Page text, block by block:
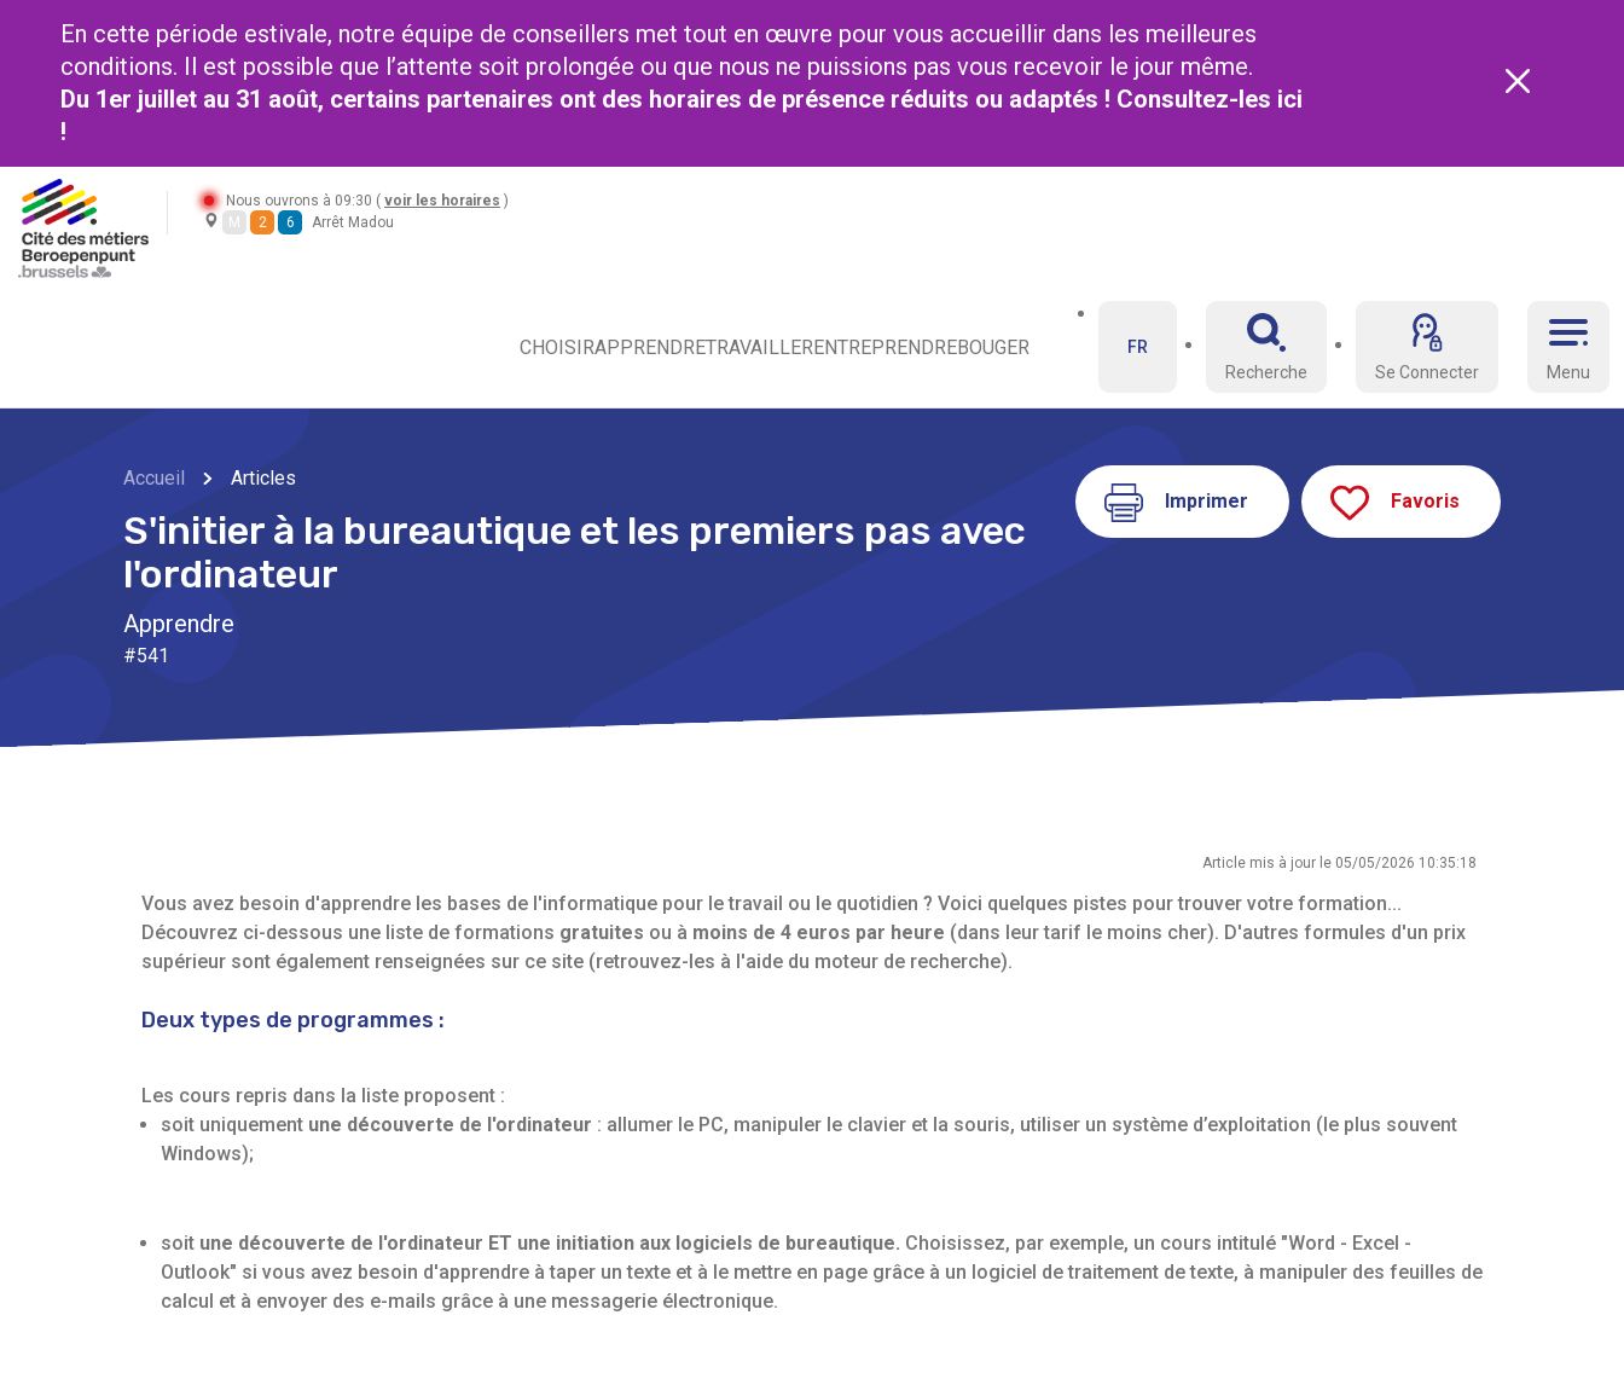
En cette période estivale, notre équipe de conseillers met tout en œuvre pour vous accueillir dans les meilleures
conditions. Il est possible que l’attente soit prolongée ou que nous ne puissions pas vous recevoir le jour même.
Du 1er juillet au 31 août, certains partenaires ont des horaires de présence réduits ou adaptés ! Consultez-les ici
!
Nous ouvrons à 09:30 ( voir les horaires )
M
2 6 Arrêt Madou
CHOISIRAPPRENDRETRAVAILLERENTREPRENDREBOUGER
Menu
FR
Recherche
Se Connecter
Accueil Articles
S'initier à la bureautique et les premiers pas avec
l'ordinateur
Apprendre
#541
Imprimer Favoris
Article mis à jour le 05/05/2026 10:35:18
Vous avez besoin d'apprendre les bases de l'informatique pour le travail ou le quotidien ? Voici quelques pistes pour trouver votre formation...
Découvrez ci-dessous une liste de formations gratuites ou à moins de 4 euros par heure (dans leur tarif le moins cher). D'autres formules d'un prix
supérieur sont également renseignées sur ce site (retrouvez-les à l'aide du moteur de recherche).
Deux types de programmes :
Les cours repris dans la liste proposent :
soit uniquement une découverte de l'ordinateur : allumer le PC, manipuler le clavier et la souris, utiliser un système d’exploitation (le plus souvent
Windows);
soit une découverte de l'ordinateur ET une initiation aux logiciels de bureautique. Choisissez, par exemple, un cours intitulé "Word - Excel -
Outlook" si vous avez besoin d'apprendre à taper un texte et à le mettre en page grâce à un logiciel de traitement de texte, à manipuler des feuilles de
calcul et à envoyer des e-mails grâce à une messagerie électronique.